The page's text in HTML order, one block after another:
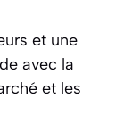
et une
avec la
et les